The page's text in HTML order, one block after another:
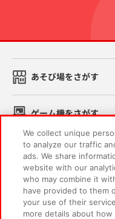
あそび場をさがす
ゲーム機をさがす
スマホ・PCであそぶ
イベント・キャンペ
We collect unique
to analyze our traffic
ads. We share
website with our
who may combine it
have provided to them
your use of their
more details about